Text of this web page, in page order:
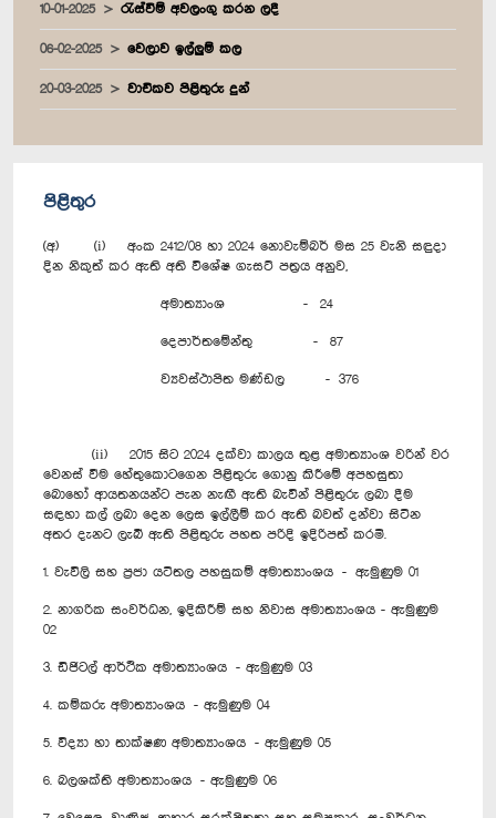
10-01-2025 රැස්වීම් අවලංගු කරන ලදී
06-02-2025 වෙලාව ඉල්ලුම් කල
20-03-2025 වාචිකව පිළිතුරු දුන්
පිළිතුර
(අ) (i) අංක 2412/08 හා 2024 නොවැම්බර් මස 25 වැනි සඳුදා
දින නිකුත් කර ඇති අති විශේෂ ගැසට් පත්‍රය අනුව,
අමාත්‍යාංශ - 24
දෙපාර්තමේන්තු - 87
ව්‍යවස්ථාපිත මණ්ඩල - 376
(ii) 2015 සිට 2024 දක්වා කාලය තුළ අමාත්‍යාංශ වරින් වර
වෙනස් වීම හේතුකො‍ටගෙන පිළිතුරු ගොනු කිරීමේ අපහසුතා
බොහෝ ආයතනයන්ට පැන නැඟී ඇති බැවින් පිළිතුරු ලබා දීම
සඳහා කල් ලබා දෙන ලෙස ඉල්ලීම් කර ඇති බවත් දන්වා සිටින
අතර දැනට ලැබී ඇති පිළිතුරු පහත පරිදි ඉදිරිපත් කරමි.
1. වැවිලි සහ ප්‍රජා යටිතල පහසුකම් අමාත්‍යාංශය - ඇමුණුම 01
2. නාග‍රික සංවර්ධන, ඉදිකිරීම් සහ නිවාස අමාත්‍යාංශය - ඇමුණුම
02
3. ඩිජිටල් ආර්ථික අමාත්‍යාංශය - ඇමුණුම 03
4. කම්කරු අමාත්‍යාංශය - ඇමුණුම 04
5. විද්‍යා හා තාක්ෂණ අමාත්‍යාංශය - ඇමුණුම 05
6. බලශක්ති අමාත්‍යාංශය - ඇමුණුම 06